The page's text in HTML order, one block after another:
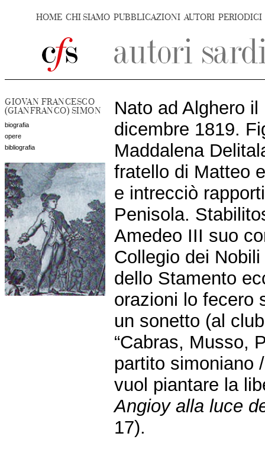
HOME CHI SIAMO PUBBLICAZIONI AUTORI PERIODICI
GIOVAN FRANCESCO
(GIANFRANCO) SIMON
biografia
opere
bibliografia
Nato ad Alghero
dicembre 1819.
Maddalena
fratello di Matteo
e intrecciò
Penisola.
Amedeo III suo
Collegio dei
dello Stamento
orazioni lo fecero
un sonetto (al
“Cabras, Musso,
partito simoniano
vuol piantare la
Angioy alla luce
17).